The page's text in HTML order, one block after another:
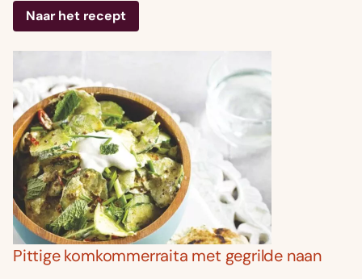
Naar het recept
Pittige komkommerraita met gegrilde naan